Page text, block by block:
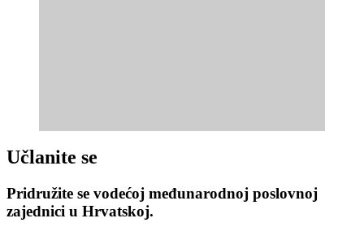
Učlanite se
Pridružite se vodećoj međunarodnoj poslovnoj
zajednici u Hrvatskoj.